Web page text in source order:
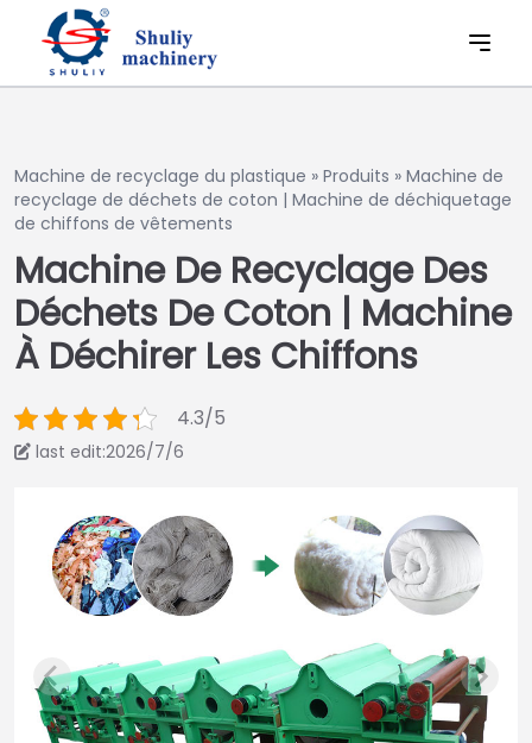
Machine de recyclage du plastique » Produits » Machine de
recyclage de déchets de coton | Machine de déchiquetage
de chiffons de vêtements
Machine De Recyclage Des
Déchets De Coton | Machine
À Déchirer Les Chiffons
4.3/5
last edit:2026/7/6